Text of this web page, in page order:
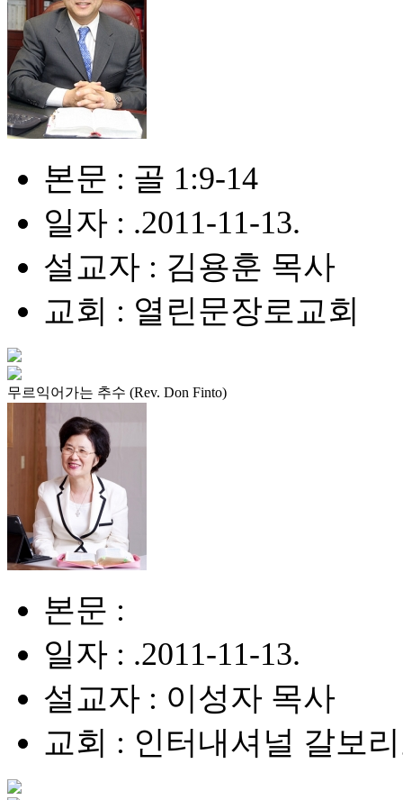
본문 : 골 1:9-14
일자 : .2011-11-13.
설교자 : 김용훈 목사
교회 : 열린문장로교회
무르익어가는 추수 (Rev. Don Finto)
본문 :
일자 : .2011-11-13.
설교자 : 이성자 목사
교회 : 인터내셔널 갈보